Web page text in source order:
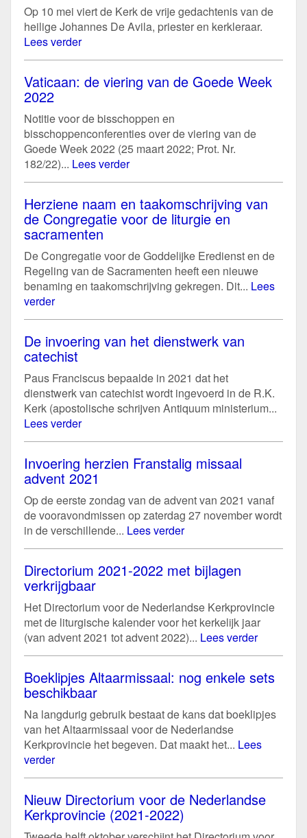
Op 10 mei viert de Kerk de vrije gedachtenis van de
heilige Johannes De Avila, priester en kerkleraar.
Lees verder
Vaticaan: de viering van de Goede Week
2022
Notitie voor de bisschoppen en
bisschoppenconferenties over de viering van de
Goede Week 2022 (25 maart 2022; Prot. Nr.
182/22)... Lees verder
Herziene naam en taakomschrijving van
de Congregatie voor de liturgie en
sacramenten
De Congregatie voor de Goddelijke Eredienst en de
Regeling van de Sacramenten heeft een nieuwe
benaming en taakomschrijving gekregen. Dit... Lees
verder
De invoering van het dienstwerk van
catechist
Paus Franciscus bepaalde in 2021 dat het
dienstwerk van catechist wordt ingevoerd in de R.K.
Kerk (apostolische schrijven Antiquum ministerium...
Lees verder
Invoering herzien Franstalig missaal
advent 2021
Op de eerste zondag van de advent van 2021 vanaf
de vooravondmissen op zaterdag 27 november wordt
in de verschillende... Lees verder
Directorium 2021-2022 met bijlagen
verkrijgbaar
Het Directorium voor de Nederlandse Kerkprovincie
met de liturgische kalender voor het kerkelijk jaar
(van advent 2021 tot advent 2022)... Lees verder
Boeklipjes Altaarmissaal: nog enkele sets
beschikbaar
Na langdurig gebruik bestaat de kans dat boeklipjes
van het Altaarmissaal voor de Nederlandse
Kerkprovincie het begeven. Dat maakt het... Lees
verder
Nieuw Directorium voor de Nederlandse
Kerkprovincie (2021-2022)